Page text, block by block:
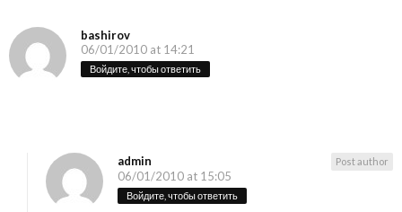
bashirov
06/01/2010 at 14:21
Войдите, чтобы ответить
admin Post author
06/01/2010 at 15:05
Войдите, чтобы ответить